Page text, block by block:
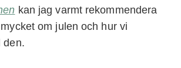
kan jag varmt rekommendera
om julen och hur vi
den.